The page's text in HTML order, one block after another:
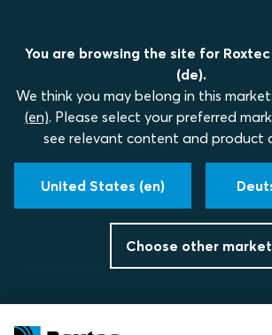
You are browsing the site for
(de).
We think you may belong in this market:
(en). Please select your preferred
see relevant content and product
United States (en)
Choose other market